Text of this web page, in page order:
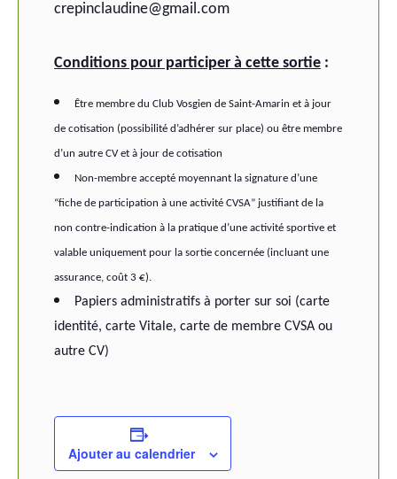
crepinclaudine@gmail.com
Conditions pour participer à cette sortie :
Être membre du Club Vosgien de Saint-Amarin et à jour
de cotisation (possibilité d’adhérer sur place) ou être membre
d’un autre CV et à jour de cotisation
Non-membre accepté moyennant la signature d’une
“fiche de participation à une activité CVSA” justifiant de la
non contre-indication à la pratique d’une activité sportive et
valable uniquement pour la sortie concernée (incluant une
assurance, coût 3 €).
Papiers administratifs à porter sur soi (carte
identité, carte Vitale, carte de membre CVSA ou
autre CV)
Ajouter au calendrier